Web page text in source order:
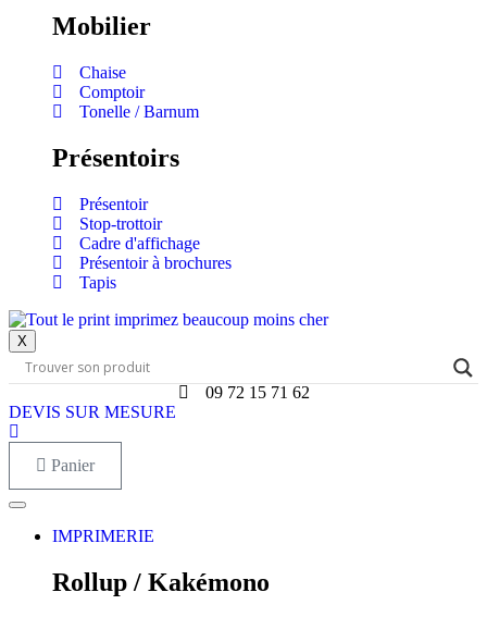
Mobilier
Chaise
Comptoir
Tonelle / Barnum
Présentoirs
Présentoir
Stop-trottoir
Cadre d'affichage
Présentoir à brochures
Tapis
X
09 72 15 71 62
DEVIS SUR MESURE
Panier
IMPRIMERIE
Rollup / Kakémono